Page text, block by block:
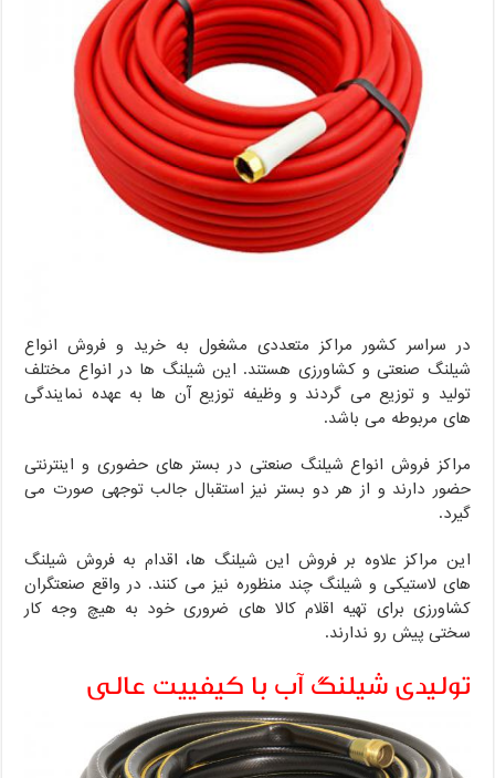
در سراسر کشور مراکز متعددی مشغول به خرید و فروش انواع
شیلنگ صنعتی و کشاورزی هستند. این شیلنگ ها در انواع مختلف
تولید و توزیع می گردند و وظیفه توزیع آن ها به عهده نمایندگی
های مربوطه می باشد.
مراکز فروش انواع شیلنگ صنعتی در بستر های حضوری و اینترنتی
حضور دارند و از هر دو بستر نیز استقبال جالب توجهی صورت می
گیرد.
این مراکز علاوه بر فروش این شیلنگ ها، اقدام به فروش شیلنگ
های لاستیکی و شیلنگ چند منظوره نیز می کنند. در واقع صنعتگران
کشاورزی برای تهیه اقلام کالا های ضروری خود به هیچ وجه کار
سختی پیش رو ندارند.
تولیدی شیلنگ آب با کیفییت عالی